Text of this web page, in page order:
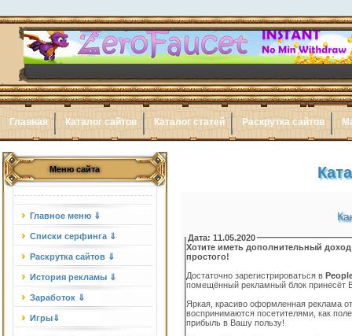
Главная Каталог сайтов Каталог статей Раскрутка сайтов
Меню сайта
Главное меню ⇓
Списки серфинга ⇓
Раскрутка сайтов ⇓
История рекламы ⇓
Заработок ⇓
Игры⇓
Дата: 11.05.2020
Хотите иметь дополнительный
простого!
Достаточно зарегистрироваться в
помещённый рекламный блок принесёт
Яркая, красиво оформленная реклама
воспринимаются посетителями, как
прибыль в Вашу пользу!